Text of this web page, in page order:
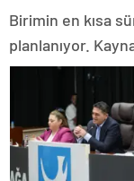
Birimin en kısa
planlanıyor.